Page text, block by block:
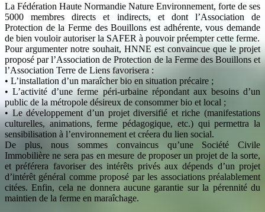
La Fédération Haute Normandie Nature Environnement, forte de ses
5000 membres directs et indirects, et dont l’Association de
Protection de la Ferme des Bouillons est adhérente, vous demande
de bien vouloir autoriser la SAFER à pouvoir préempter cette ferme.
Pour argumenter notre souhait, HNNE est convaincue que le projet
proposé par l’Association de Protection de la Ferme des Bouillons et
l’Association Terre de Liens favorisera :
• L’installation d’un maraîcher bio en situation précaire ;
• L’activité d’une ferme péri-urbaine répondant aux besoins d’un
public de la métropole désireux de consommer bio et local ;
• Le développement d’un projet diversifié et riche (manifestations
culturelles, animations, ferme pédagogique, etc.) qui permettra la
sensibilisation à l’environnement et créera du lien social.
De plus, nous sommes convaincus qu’une Société Civile
Immobilière ne sera pas en mesure de proposer un projet de la sorte,
et préférera favoriser des intérêts privés aux dépends d’un projet
d’intérêt général comme proposé par les associations préalablement
citées. Enfin, cela ne donnera aucune garantie sur la pérennité du
maintien de la ferme en maraîchage.